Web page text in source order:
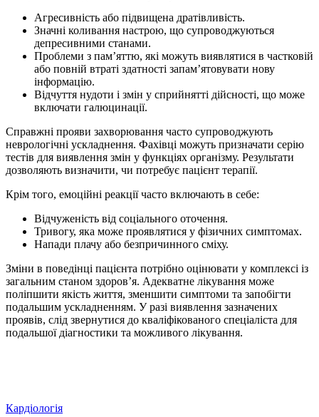
Агресивність або підвищена дратівливість.
Значні коливання настрою, що супроводжуються
депресивними станами.
Проблеми з пам’яттю, які можуть виявлятися в частковій
або повній втраті здатності запам’ятовувати нову
інформацію.
Відчуття нудоти і змін у сприйнятті дійсності, що може
включати галюцинації.
Справжні прояви захворювання часто супроводжують
неврологічні ускладнення. Фахівці можуть призначати серію
тестів для виявлення змін у функціях організму. Результати
дозволяють визначити, чи потребує пацієнт терапії.
Крім того, емоційні реакції часто включають в себе:
Відчуженість від соціального оточення.
Тривогу, яка може проявлятися у фізичних симптомах.
Напади плачу або безпричинного сміху.
Зміни в поведінці пацієнта потрібно оцінювати у комплексі із
загальним станом здоров’я. Адекватне лікування може
поліпшити якість життя, зменшити симптоми та запобігти
подальшим ускладненням. У разі виявлення зазначених
проявів, слід звернутися до кваліфікованого спеціаліста для
подальшої діагностики та можливого лікування.
Кардіологія